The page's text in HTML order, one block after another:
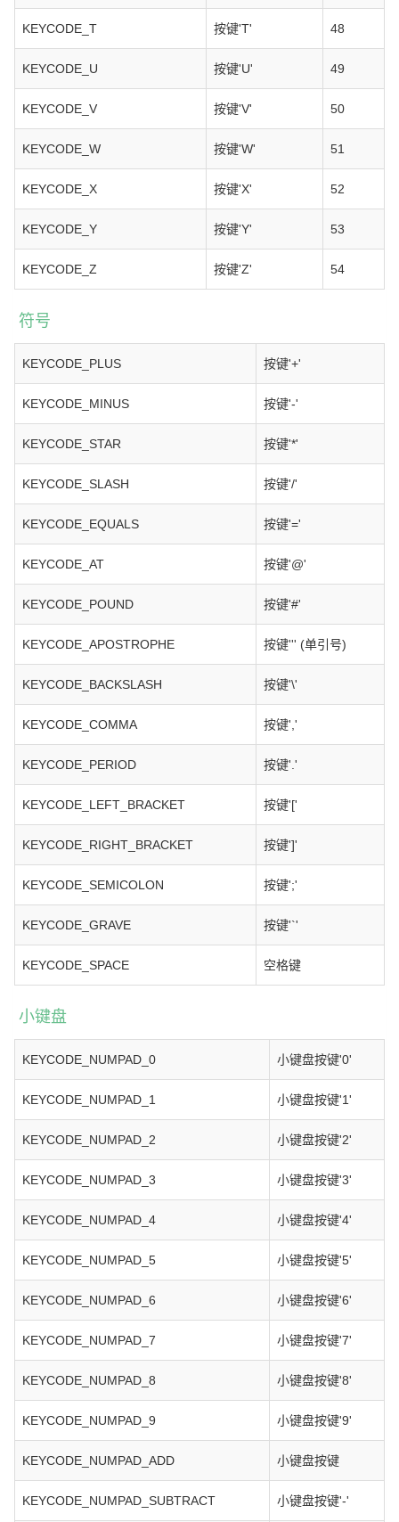
KEYCODE_T 按键'T' 48
KEYCODE_U 按键'U' 49
KEYCODE_V 按键'V' 50
KEYCODE_W 按键'W' 51
KEYCODE_X 按键'X' 52
KEYCODE_Y 按键'Y' 53
KEYCODE_Z 按键'Z' 54
符号
KEYCODE_PLUS 按键'+'
KEYCODE_MINUS 按键'-'
KEYCODE_STAR 按键'*'
KEYCODE_SLASH 按键'/'
KEYCODE_EQUALS 按键'='
KEYCODE_AT 按键'@'
KEYCODE_POUND 按键'#'
KEYCODE_APOSTROPHE 按键''' (单引号)
KEYCODE_BACKSLASH 按键'\'
KEYCODE_COMMA 按键','
KEYCODE_PERIOD 按键'.'
KEYCODE_LEFT_BRACKET 按键'['
KEYCODE_RIGHT_BRACKET 按键']'
KEYCODE_SEMICOLON 按键';'
KEYCODE_GRAVE 按键'`'
KEYCODE_SPACE 空格键
小键盘
KEYCODE_NUMPAD_0 小键盘按键'0'
KEYCODE_NUMPAD_1 小键盘按键'1'
KEYCODE_NUMPAD_2 小键盘按键'2'
KEYCODE_NUMPAD_3 小键盘按键'3'
KEYCODE_NUMPAD_4 小键盘按键'4'
KEYCODE_NUMPAD_5 小键盘按键'5'
KEYCODE_NUMPAD_6 小键盘按键'6'
KEYCODE_NUMPAD_7 小键盘按键'7'
KEYCODE_NUMPAD_8 小键盘按键'8'
KEYCODE_NUMPAD_9 小键盘按键'9'
KEYCODE_NUMPAD_ADD 小键盘按键
KEYCODE_NUMPAD_SUBTRACT 小键盘按键'-'